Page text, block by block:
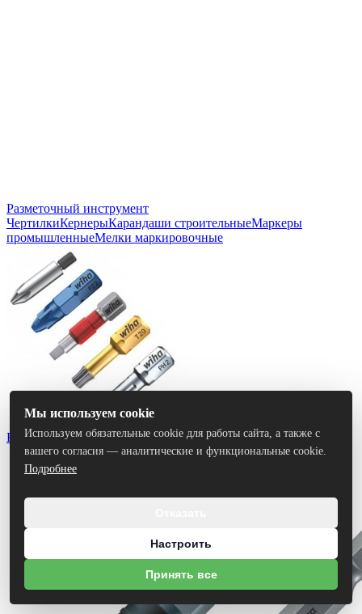
Разметочный инструмент
ЧертилкиКернерыКарандаши строительныеМаркеры
промышленныеМелки маркировочные
Биты
Мы используем cookie
Используем обязательные cookie для работы сайта, а также с
вашего согласия — аналитические и функциональные cookie.
Подробнее
Настроить
Принять все